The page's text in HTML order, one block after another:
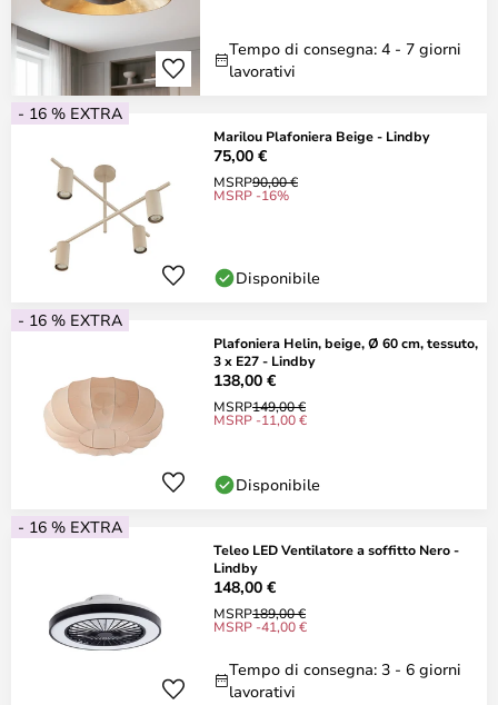
Tempo di consegna: 4 - 7 giorni
lavorativi
- 16 % EXTRA
Marilou Plafoniera Beige - Lindby
75,00 €
MSRP90,00 €
MSRP -16%
Disponibile
- 16 % EXTRA
Plafoniera Helin, beige, Ø 60 cm, tessuto,
3 x E27 - Lindby
138,00 €
MSRP149,00 €
MSRP -11,00 €
Disponibile
- 16 % EXTRA
Teleo LED Ventilatore a soffitto Nero -
Lindby
148,00 €
MSRP189,00 €
MSRP -41,00 €
Tempo di consegna: 3 - 6 giorni
lavorativi